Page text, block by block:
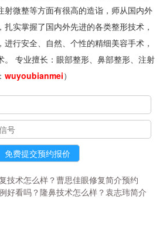
射微整等方面有很高的造诣，师从国内外
实掌握了国内外先进的各类整形技术，
行安全、自然、个性的精细美容手术，
。 专业擅长：眼部整形、鼻部整形、注射
wuyoubianmei）
技术怎么样？曹思佳眼修复简介预约
好看吗？隆鼻技术怎么样？袁志玮简介